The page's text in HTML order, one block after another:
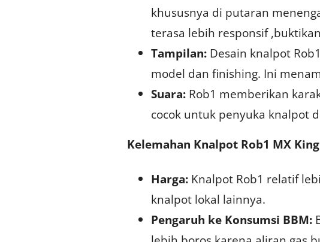
khususnya di putaran
terasa lebih responsif
Tampilan: Desain knalpot
model dan finishing. Ini
Suara: Rob1 memberikan
cocok untuk penyuka knalpot
Kelemahan Knalpot Rob1 MX King
Harga: Knalpot Rob1 relatif
knalpot lokal lainnya.
Pengaruh ke Konsumsi BBM: